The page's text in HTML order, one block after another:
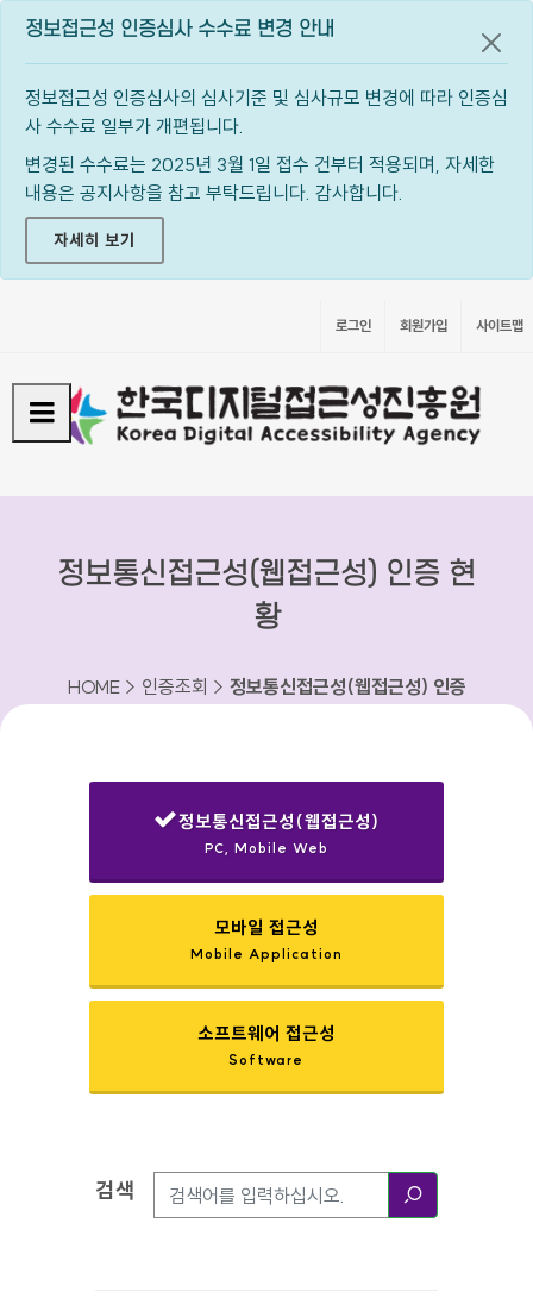
정보접근성 인증심사 수수료 변경 안내
정보접근성 인증심사의 심사기준 및 심사규모 변경에 따라 인증심
사 수수료 일부가 개편됩니다.
변경된 수수료는 2025년 3월 1일 접수 건부터 적용되며, 자세한
내용은 공지사항을 참고 부탁드립니다. 감사합니다.
자세히 보기
공지
로그인 회원가입 사이트맵
정보통신접근성(웹접근성) 인증 현
황
HOME > 인증조회 > 정보통신접근성(웹접근성) 인증
정보통신접근성(웹접근성)
PC, Mobile Web
모바일 접근성
Mobile Application
소프트웨어 접근성
Software
검색옵션
검색